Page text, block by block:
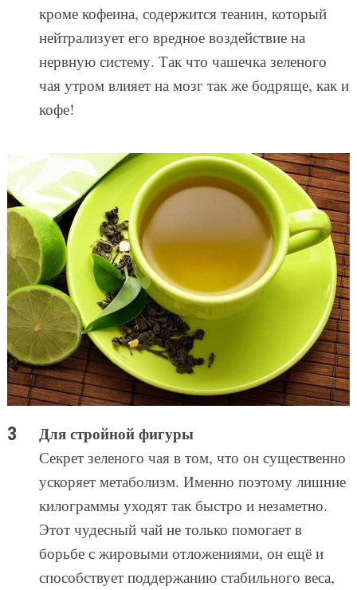
кроме кофеина, содержится теанин, который
нейтрализует его вредное воздействие на
нервную систему. Так что чашечка зеленого
чая утром влияет на мозг так же бодряще, как и
кофе!
Для стройной фигуры
Секрет зеленого чая в том, что он существенно
ускоряет метаболизм. Именно поэтому лишние
килограммы уходят так быстро и незаметно.
Этот чудесный чай не только помогает в
борьбе с жировыми отложениями, он ещё и
способствует поддержанию стабильного веса,